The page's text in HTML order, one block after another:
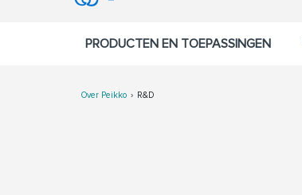
PRODUCTEN EN TOEPASSINGEN
Over Peikko R&D